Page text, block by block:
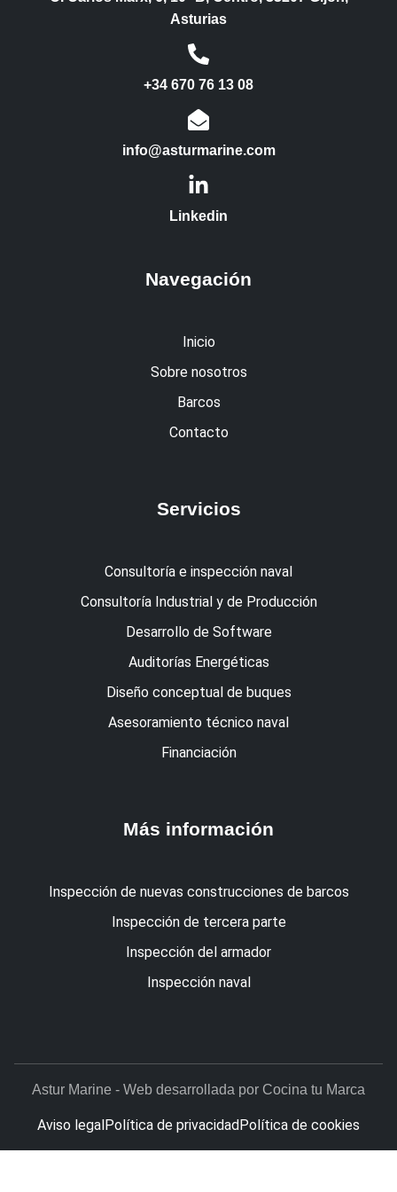
Asturias
+34 670 76 13 08
info@asturmarine.com
Linkedin
Navegación
Inicio
Sobre nosotros
Barcos
Contacto
Servicios
Consultoría e inspección naval
Consultoría Industrial y de Producción
Desarrollo de Software
Auditorías Energéticas
Diseño conceptual de buques
Asesoramiento técnico naval
Financiación
Más información
Inspección de nuevas construcciones de barcos
Inspección de tercera parte
Inspección del armador
Inspección naval
Astur Marine - Web desarrollada por Cocina tu Marca
Aviso legalPolítica de privacidadPolítica de cookies